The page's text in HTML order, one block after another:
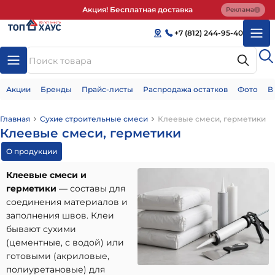
Акция! Бесплатная доставка Реклама
+7 (812) 244-95-40
Акции Бренды Прайс-листы Распродажа остатков Фото
Главная Сухие строительные смеси Клеевые смеси, герметики
Клеевые смеси, герметики
О продукции
Клеевые смеси и
герметики — составы для
соединения материалов и
заполнения швов. Клеи
бывают сухими
(цементные, с водой) или
готовыми (акриловые,
полиуретановые) для